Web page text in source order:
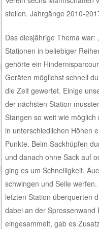
stellen. Jahrgänge 2010-
Das diesjährige Thema war:
Stationen in beliebiger
gehörte ein
Geräten möglichst schnell
die Zeit gewertet. Einige
der nächsten Station
Stangen so weit wie
in unterschiedlichen Höhen
Punkte. Beim Sackhüpfen
und danach ohne Sack auf
ging es um Schnelligkeit.
schwingen und Seile
letzten Station überquerten
dabei an der Sprossenwand
eingesammelt, gab es